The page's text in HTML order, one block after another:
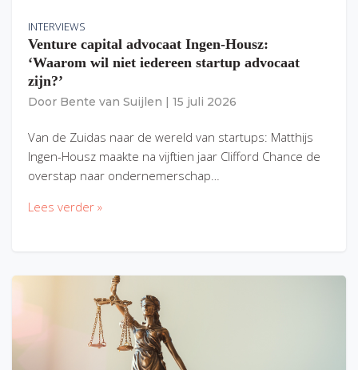
INTERVIEWS
Venture capital advocaat Ingen-Housz:
‘Waarom wil niet iedereen startup advocaat
zijn?’
Door Bente van Suijlen 15 juli 2026
Van de Zuidas naar de wereld van startups: Matthijs
Ingen-Housz maakte na vijftien jaar Clifford Chance de
overstap naar ondernemerschap…
Lees verder »